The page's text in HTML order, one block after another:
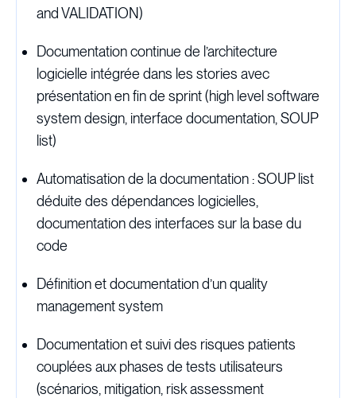
and VALIDATION)
Documentation continue de l’architecture
logicielle intégrée dans les stories avec
présentation en fin de sprint (high level software
system design, interface documentation, SOUP
list)
Automatisation de la documentation : SOUP list
déduite des dépendances logicielles,
documentation des interfaces sur la base du
code
Définition et documentation d’un quality
management system
Documentation et suivi des risques patients
couplées aux phases de tests utilisateurs
(scénarios, mitigation, risk assessment